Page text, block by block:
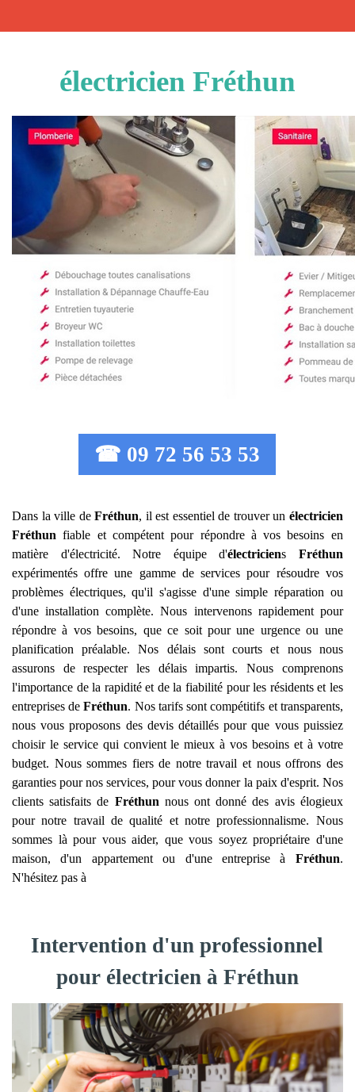
électricien Fréthun
☎ 09 72 56 53 53
Dans la ville deFréthun, il est essentiel de trouver un électricien
Fréthun fiable et compétent pour répondre à vos besoins en
matière d'électricité. Notre équipe d'électriciens Fréthun
expérimentés offre une gamme de services pour résoudre vos
problèmes électriques, qu'il s'agisse d'une simple réparation ou
d'une installation complète. Nous intervenons rapidement pour
répondre à vos besoins, que ce soit pour une urgence ou une
planification préalable. Nos délais sont courts et nous nous
assurons de respecter les délais impartis. Nous comprenons
l'importance de la rapidité et de la fiabilité pour les résidents et les
entreprises deFréthun. Nos tarifs sont compétitifs et transparents,
nous vous proposons des devis détaillés pour que vous puissiez
choisir le service qui convient le mieux à vos besoins et à votre
budget. Nous sommes fiers de notre travail et nous offrons des
garanties pour nos services, pour vous donner la paix d'esprit. Nos
clients satisfaits de Fréthun nous ont donné des avis élogieux
pour notre travail de qualité et notre professionnalisme. Nous
sommes là pour vous aider, que vous soyez propriétaire d'une
maison, d'un appartement ou d'une entreprise à Fréthun.
N'hésitez pas à
Intervention d'un professionnel
pour électricien à Fréthun